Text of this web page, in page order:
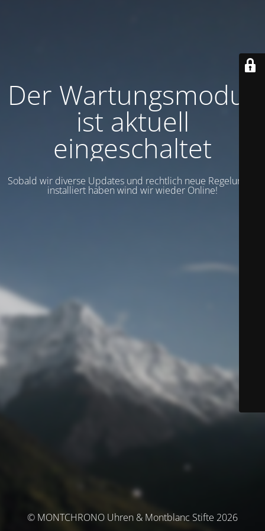
Der Wartungsmodus
ist aktuell
eingeschaltet
Sobald wir diverse Updates und rechtlich neue Regelungen
installiert haben wind wir wieder Online!
© MONTCHRONO Uhren & Montblanc Stifte 2026